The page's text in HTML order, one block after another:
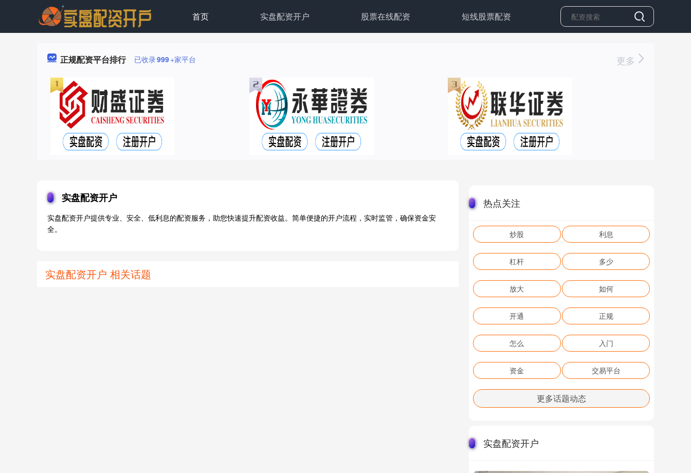
首页 实盘配资开户 股票在线配资 短线股票配资
正规配资平台排行 已收录999+家平台 更多
实盘配资开户
实盘配资开户提供专业、安全、低利息的配资服务，助您快速提升配资收益。简单便捷的开户流程，实时监管，确保资金安
全。
实盘配资开户 相关话题
热点关注
炒股 利息
杠杆 多少
放大 如何
开通 正规
怎么 入门
资金 交易平台
更多话题动态
实盘配资开户